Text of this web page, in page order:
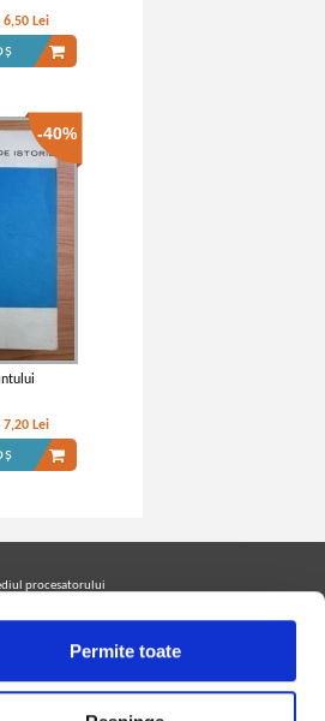
Permite toate
6,50 Lei
-40%
7,20 Lei
procesatorului
a fi la curent cu